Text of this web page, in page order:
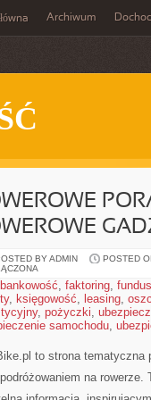
Archiwum
BY ADMIN POSTED
bankowość, faktoring,
, księgowość, leasing,
, pożyczki,
samochodu,
to strona tematyczna
na rowerze.